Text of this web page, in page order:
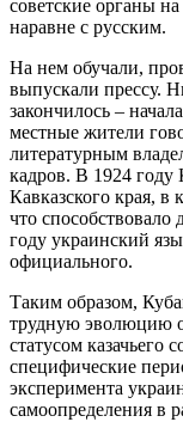
советские органы
наравне с русским.
На нем обучали,
выпускали прессу.
закончилось –
местные жители
литературным
кадров. В 1924 году
Кавказского края,
что
году украинский
официального.
Таким образом,
трудную эволюцию
статусом
специфические
эксперимента
самоопределения в